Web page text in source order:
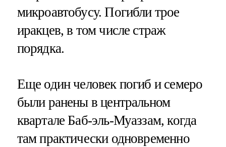
микроавтобусу. Погибли трое
иракцев, в том числе страж
порядка.
Еще один человек погиб и семеро
были ранены в центральном
квартале Баб-эль-Муаззам, когда
там практически одновременно